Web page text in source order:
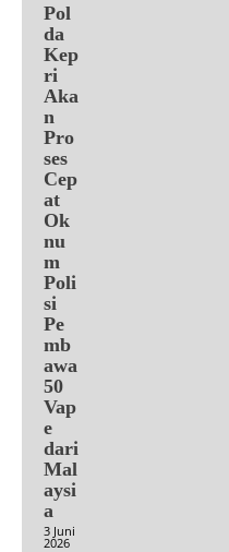
Pol
da
Kep
ri
Aka
n
Pro
ses
Cep
at
Ok
nu
m
Poli
si
Pe
mb
awa
50
Vap
e
dari
Mal
aysi
a
3 Juni
2026